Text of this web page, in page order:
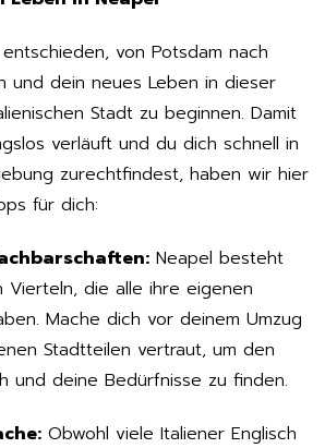
von Potsdam nach
und dein neues Leben in dieser
Stadt zu beginnen. Damit
verläuft und du dich schnell in
zurechtfindest, haben wir hier
für dich:
Neapel besteht
Vierteln, die alle ihre eigenen
Mache dich vor deinem Umzug
Stadtteilen vertraut, um den
und deine Bedürfnisse zu finden.
Obwohl viele Italiener Englisch